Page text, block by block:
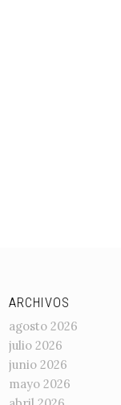
ARCHIVOS
agosto 2026
julio 2026
junio 2026
mayo 2026